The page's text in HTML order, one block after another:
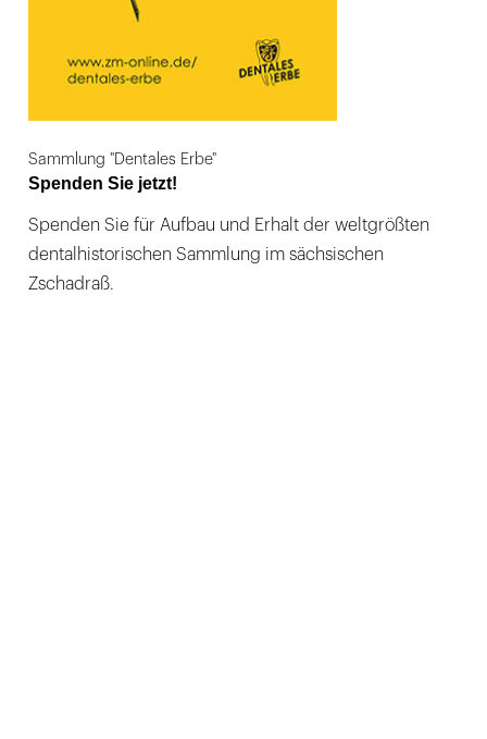
Sammlung "Dentales Erbe"
Spenden Sie jetzt!
Spenden Sie für Aufbau und Erhalt der weltgrößten
dentalhistorischen Sammlung im sächsischen
Zschadraß.